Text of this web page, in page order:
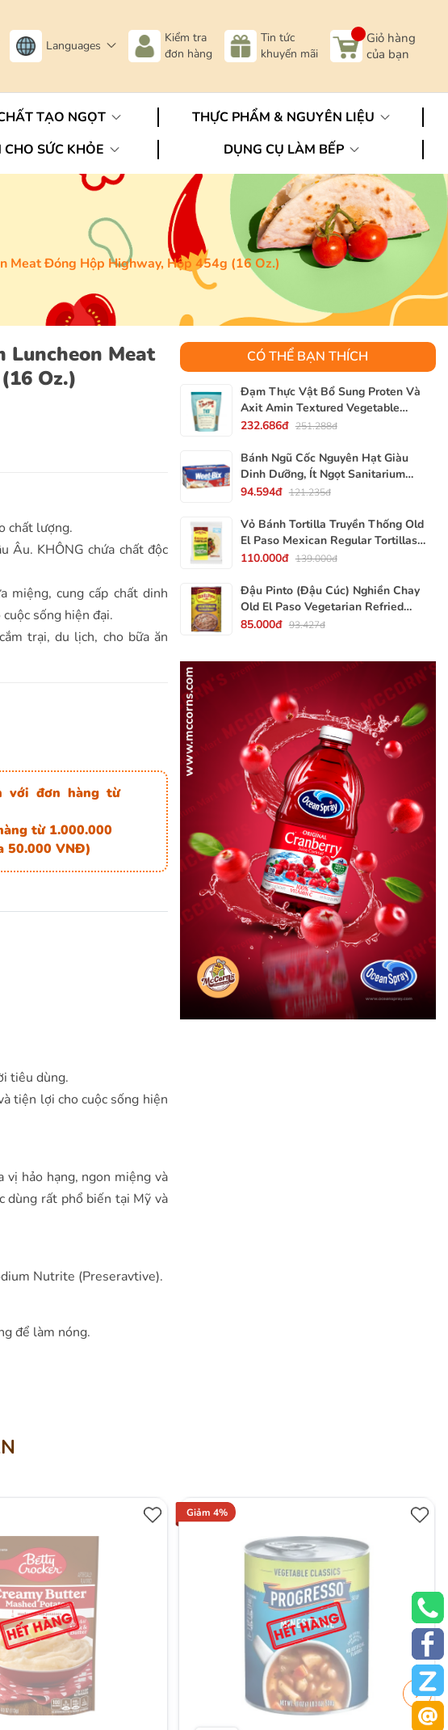
Languages
Kiểm tra
đơn hàng
Tin tức
khuyến mãi
Giỏ hàng
của bạn
TẠO NGỌT
THỰC PHẨM & NGUYÊN LIỆU
SỨC KHỎE DỤNG CỤ LÀM BẾP
Meat Đóng Hộp Highway, Hộp 454g (16 Oz.)
Luncheon Meat
Oz.)
chất lượng.
Âu. KHÔNG chứa chất độc
miệng, cung cấp chất dinh
sống hiện đại.
trại, du lịch, cho bữa ăn
với đơn hàng từ
từ 1.000.000
50.000 VNĐ)
tiêu dùng.
tiện lợi cho cuộc sống hiện
hảo hạng, ngon miệng và
dùng rất phổ biến tại Mỹ và
Nutrite (Preseravtive).
để làm nóng.
CÓ THỂ BẠN THÍCH
Đạm Thực Vật Bổ Sung Proten Và
Axit Amin Textured Vegetable
Protein TVP Bob's Red Mill, Gói
232.686đ 251.288đ
Bánh Ngũ Cốc Nguyên Hạt Giàu
Dinh Dưỡng, Ít Ngọt Sanitarium
Weet-Bix, Hộp 375g
94.594đ 121.235đ
Vỏ Bánh Tortilla Truyền Thống Old
El Paso Mexican Regular Tortillas
Flour, Gói 240g (Gói 6 Vỏ)
110.000đ 139.000đ
Đậu Pinto (Đậu Cúc) Nghiền Chay
Old El Paso Vegetarian Refried
Beans, Lon 453g (16 Oz.) 1 Lb.
85.000đ 93.427đ
Giảm 4%